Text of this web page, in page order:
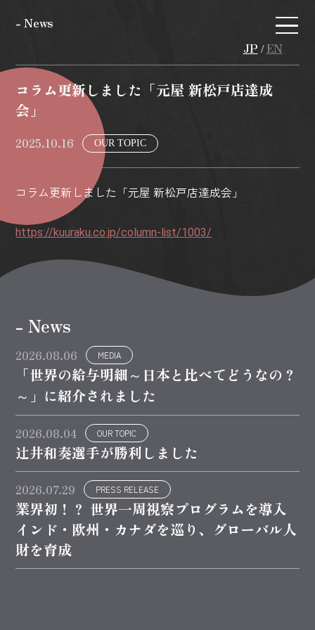
- News
JP / EN
コラム更新しました「元屋 新松戸店達成
会」
2025.10.16 OUR TOPIC
コラム更新しました「元屋 新松戸店達成会」
https://kuuraku.co.jp/column-list/1003/
- News
2026.08.06 MEDIA
「世界の給与明細～日本と比べてどうなの？
～」に紹介されました
2026.08.04 OUR TOPIC
辻井和奏選手が勝利しました
2026.07.29 PRESS RELEASE
業界初！？ 世界一周視察プログラムを導入
インド・欧州・カナダを巡り、グローバル人
財を育成